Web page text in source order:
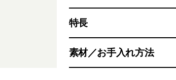
特長
素材／お手入れ方法